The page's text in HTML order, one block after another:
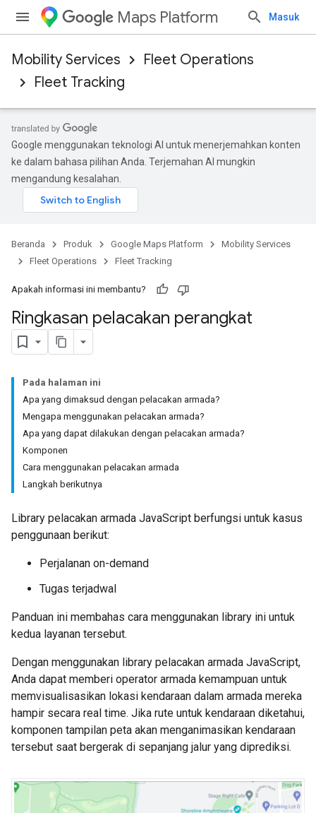
Maps Platform Masuk
Mobility Services
Fleet Operations
Fleet Tracking
Google menggunakan teknologi AI untuk menerjemahkan konten
ke dalam bahasa pilihan Anda. Terjemahan AI mungkin
mengandung kesalahan.
Beranda Produk Google Maps Platform
Mobility Services
Fleet Operations
Fleet Tracking
Apakah informasi ini membantu?
Ringkasan pelacakan perangkat
Pada halaman ini
Apa yang dimaksud dengan pelacakan armada?
Mengapa menggunakan pelacakan armada?
Apa yang dapat dilakukan dengan pelacakan armada?
Komponen
Cara menggunakan pelacakan armada
Langkah berikutnya
Library pelacakan armada JavaScript berfungsi untuk kasus
penggunaan berikut:
Perjalanan on-demand
Tugas terjadwal
Panduan ini membahas cara menggunakan library ini untuk
kedua layanan tersebut.
Dengan menggunakan library pelacakan armada JavaScript,
Anda dapat memberi operator armada kemampuan untuk
memvisualisasikan lokasi kendaraan dalam armada mereka
hampir secara real time. Jika rute untuk kendaraan diketahui,
komponen tampilan peta akan menganimasikan kendaraan
tersebut saat bergerak di sepanjang jalur yang diprediksi.